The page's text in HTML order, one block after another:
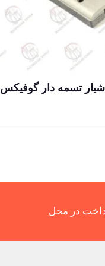
شیار تسمه دار گوفیکس
در محل